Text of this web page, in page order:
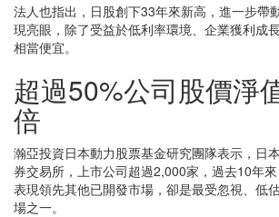
法人也指出，日股創下33年來新高，進一步帶
現亮眼，除了受益於低利率環境、企業獲利成
相當便宜。
超過50%公司股價淨
倍
瀚亞投資日本動力股票基金研究團隊表示，日
券交易所，上市公司超過2,000家，過去10年
表現領先其他已開發市場，卻是最受忽視、低
場之一。